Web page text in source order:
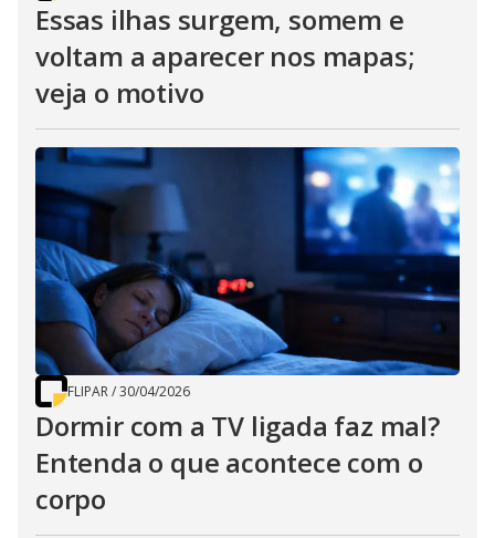
Essas ilhas surgem, somem e
voltam a aparecer nos mapas;
veja o motivo
FLIPAR/30/04/2026
Dormir com a TV ligada faz mal?
Entenda o que acontece com o
corpo